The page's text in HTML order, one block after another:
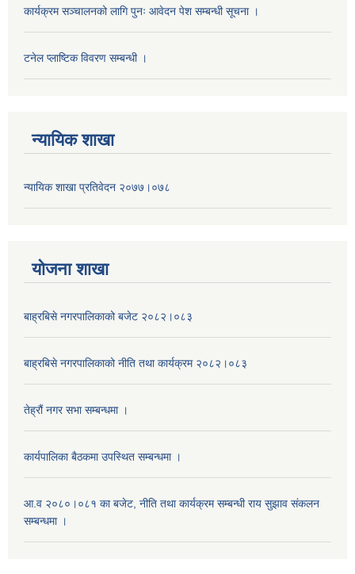
कार्यक्रम सञ्चालनको लागि पुनः आवेदन पेश सम्बन्धी सूचना ।
टनेल प्लाष्टिक विवरण सम्बन्धी ।
न्यायिक शाखा
न्यायिक शाखा प्रतिवेदन २०७७।०७८
याेजना शाखा
बाह्रबिसे नगरपालिकाको बजेट २०८२।०८३
बाह्रबिसे नगरपालिकाको नीति तथा कार्यक्रम २०८२।०८३
तेह्रौं नगर सभा सम्बन्धमा ।
कार्यपालिका बैठकमा उपस्थित सम्बन्धमा ।
आ.व २०८०।०८१ का बजेट, नीति तथा कार्यक्रम सम्बन्धी राय सुझाव संकलन
सम्बन्धमा ।